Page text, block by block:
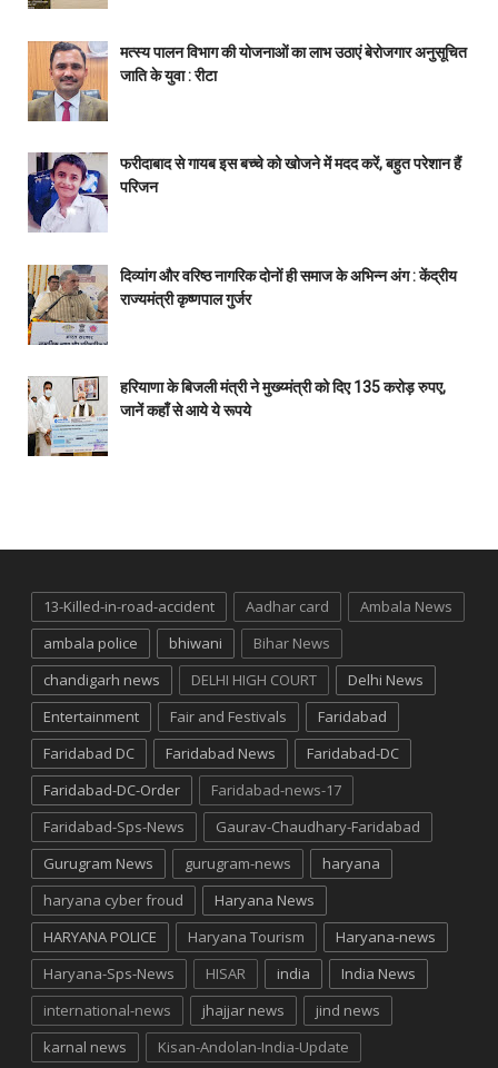
मत्स्य पालन विभाग की योजनाओं का लाभ उठाएं बेरोजगार अनुसूचित
जाति के युवा : रीटा
फरीदाबाद से गायब इस बच्चे को खोजने में मदद करें, बहुत परेशान हैं
परिजन
दिव्यांग और वरिष्ठ नागरिक दोनों ही समाज के अभिन्न अंग : केंद्रीय
राज्यमंत्री कृष्णपाल गुर्जर
हरियाणा के बिजली मंत्री ने मुख्य्मंत्री को दिए 135 करोड़ रुपए,
जानें कहाँ से आये ये रूपये
13-Killed-in-road-accident Aadhar card
Ambala News
ambala police
bhiwani
Bihar News
chandigarh news
DELHI HIGH COURT
Delhi News
Entertainment
Fair and Festivals
Faridabad
Faridabad DC
Faridabad News
Faridabad-DC
Faridabad-DC-Order
Faridabad-news-17
Faridabad-Sps-News
Gaurav-Chaudhary-Faridabad
Gurugram News
gurugram-news
haryana
haryana cyber froud
Haryana News
HARYANA POLICE
Haryana Tourism
Haryana-news
Haryana-Sps-News
HISAR india
India News
international-news
jhajjar news
jind news
karnal news
Kisan-Andolan-India-Update